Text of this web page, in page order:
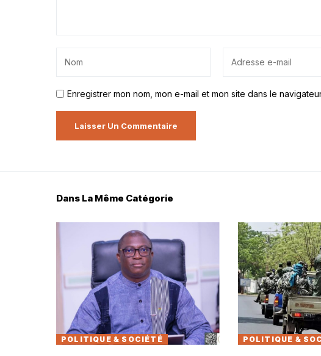
Enregistrer mon nom, mon e-mail et mon site dans le
Dans La Même Catégorie
POLITIQUE & SOCIÉTÉ POLITIQUE &